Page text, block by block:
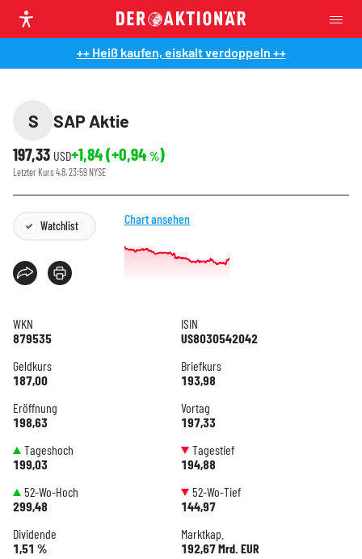
++ Heiß kaufen, eiskalt verdoppeln ++
S
SAP Aktie
197,33 USD+1,84(+0,94 %)
Letzter Kurs4.8. 23:59 NYSE
Watchlist Chart ansehen
WKN
879535
ISIN
US8030542042
Geldkurs
187,00
Briefkurs
193,98
Eröffnung
198,63
Vortag
197,33
Tageshoch
199,03
Tagestief
194,88
52-Wo-Hoch
299,48
52-Wo-Tief
144,97
Dividende
1,51 %
Marktkap.
192,67 Mrd. EUR